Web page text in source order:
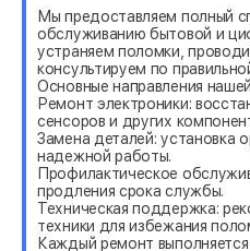
Мы предоставляем полный
обслуживанию бытовой и
устраняем поломки,
консультируем по
Основные направления
Ремонт электроники:
сенсоров и других
Замена деталей: установка
надежной работы.
Профилактическое
продления срока службы.
Техническая поддержка:
техники для избежания
Каждый ремонт